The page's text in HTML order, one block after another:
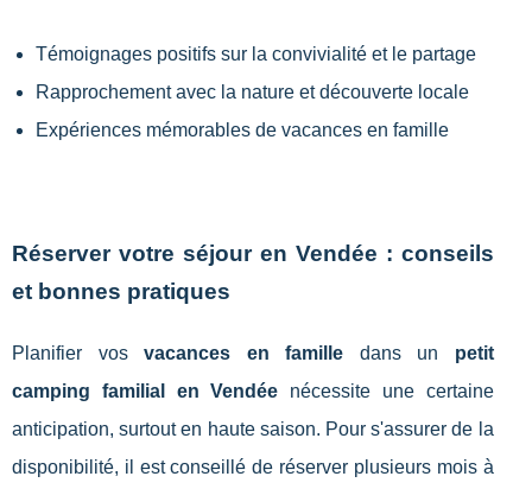
Témoignages positifs sur la convivialité et le partage
Rapprochement avec la nature et découverte locale
Expériences mémorables de vacances en famille
Réserver votre séjour en Vendée : conseils
et bonnes pratiques
Planifier vosvacances en famille dans un petit
camping familial en Vendée nécessite une certaine
anticipation, surtout en haute saison. Pour s'assurer de la
disponibilité, il est conseillé de réserver plusieurs mois à